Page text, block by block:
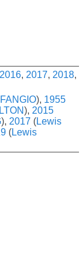
2016, 2017, 2018,
), 1955
), 2015
), 2017 (Lewis
(Lewis